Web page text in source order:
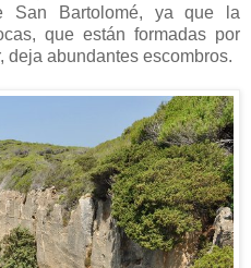
Bartolomé, ya que la
que están formadas por
deja abundantes escombros.